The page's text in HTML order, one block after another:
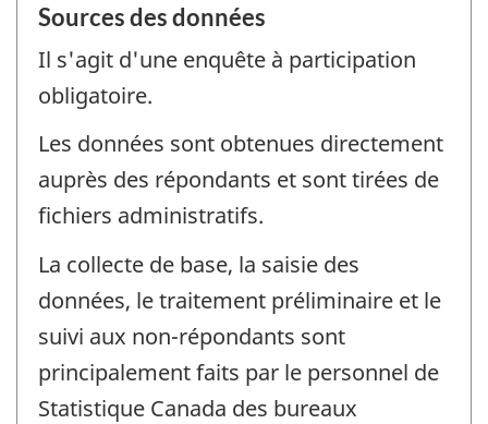
Sources des données
Il s'agit d'une enquête à participation
obligatoire.
Les données sont obtenues directement
auprès des répondants et sont tirées de
fichiers administratifs.
La collecte de base, la saisie des
données, le traitement préliminaire et le
suivi aux non-répondants sont
principalement faits par le personnel de
Statistique Canada des bureaux